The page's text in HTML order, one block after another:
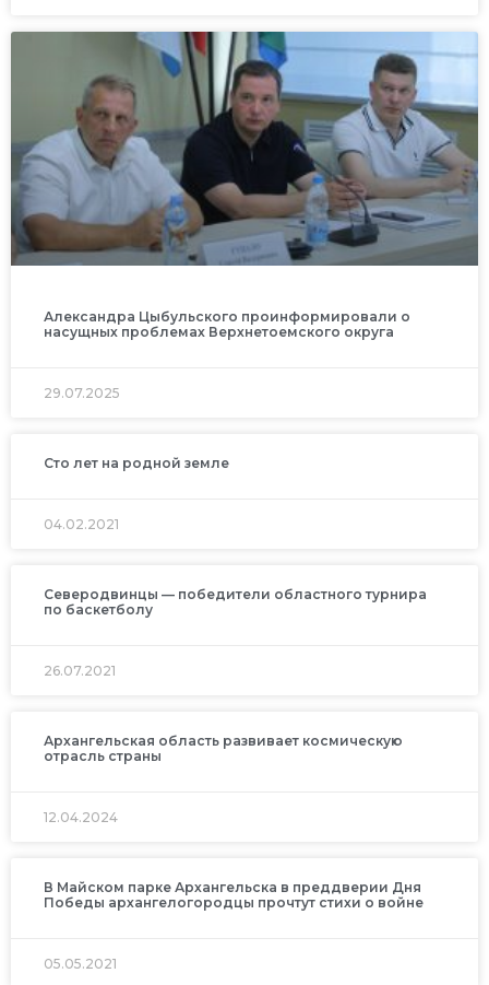
Александра Цыбульского проинформировали о
насущных проблемах Верхнетоемского округа
29.07.2025
Сто лет на родной земле
04.02.2021
Северодвинцы — победители областного турнира
по баскетболу
26.07.2021
Архангельская область развивает космическую
отрасль страны
12.04.2024
В Майском парке Архангельска в преддверии Дня
Победы архангелогородцы прочтут стихи о войне
05.05.2021